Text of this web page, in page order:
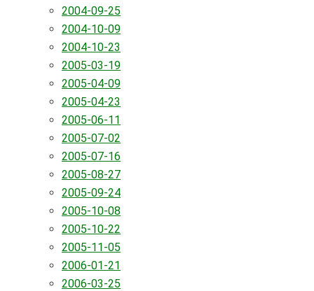
2004-09-25
2004-10-09
2004-10-23
2005-03-19
2005-04-09
2005-04-23
2005-06-11
2005-07-02
2005-07-16
2005-08-27
2005-09-24
2005-10-08
2005-10-22
2005-11-05
2006-01-21
2006-03-25